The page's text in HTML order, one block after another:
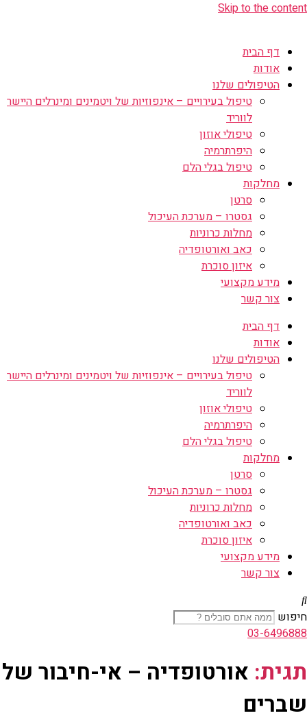
Skip to the content
דף הבית
אודות
הטיפולים שלנו
טיפול בעירויים – אינפוזיות של ויטמינים ומינרלים היישר
לווריד
טיפולי אוזון
היפרתרמיה
טיפול בגלי הלם
מחלקות
סרטן
גסטרו – מערכת העיכול
מחלות כרוניות
כאב ואורטופדיה
איזון סוכרת
מידע מקצועי
צור קשר
דף הבית
אודות
הטיפולים שלנו
טיפול בעירויים – אינפוזיות של ויטמינים ומינרלים היישר
לווריד
טיפולי אוזון
היפרתרמיה
טיפול בגלי הלם
מחלקות
סרטן
גסטרו – מערכת העיכול
מחלות כרוניות
כאב ואורטופדיה
איזון סוכרת
מידע מקצועי
צור קשר
חיפוש
03-6496888
תגית: אורטופדיה – אי-חיבור של
שברים